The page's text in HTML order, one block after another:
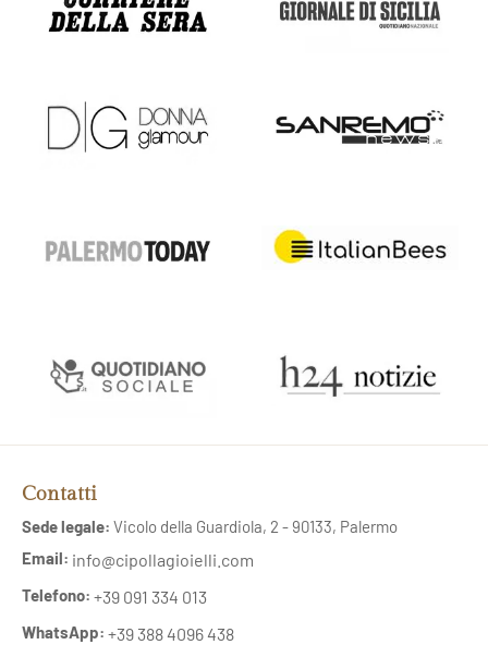
Contatti
Sede legale: Vicolo della Guardiola, 2 - 90133, Palermo
Email: info@cipollagioielli.com
Telefono: +39 091 334 013
WhatsApp: +39 388 4096 438